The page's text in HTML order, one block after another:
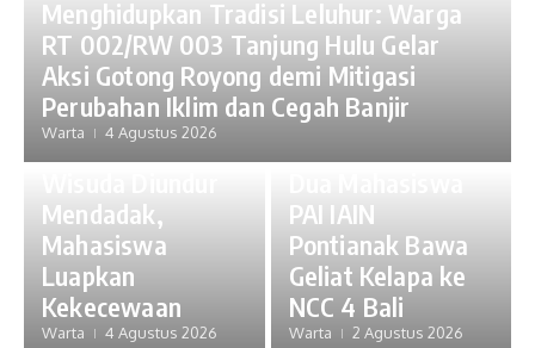
Menghidupkan Tradisi Leluhur: Warga
RT 002/RW 003 Tanjung Hulu Gelar
Aksi Gotong Royong demi Mitigasi
Perubahan Iklim dan Cegah Banjir
Warta 4 Agustus 2026
Berita Foto
Institusiana
Warta Opini
Warta Pontianak
Warta Utama
Wisuda IAIN Pontianak
Mendadak,
Mahasiswa
Luapkan
Kekecewaan
Warta 4 Agustus 2026
Berita
Features
PAI IAIN
Pontianak Bawa
Geliat Kelapa ke
NCC 4 Bali
Warta 2 Agustus 2026